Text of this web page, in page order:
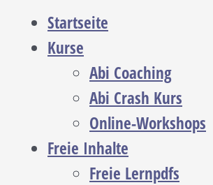
Startseite
Kurse
Abi Coaching
Abi Crash Kurs
Online-Workshops
Freie Inhalte
Freie Lernpdfs